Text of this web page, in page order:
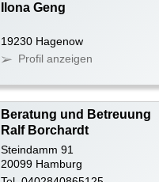
Ilona Geng
19230 Hagenow
Profil anzeigen
Beratung und Betreuung
Ralf Borchardt
Steindamm 91
20099 Hamburg